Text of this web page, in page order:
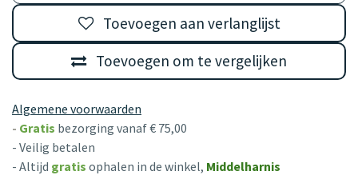
Toevoegen om te vergelijken
Toevoegen aan verlanglijst
Algemene voorwaarden
- Gratis bezorging vanaf € 75,00
- Veilig betalen
- Altijd gratis ophalen in de winkel, Middelharnis